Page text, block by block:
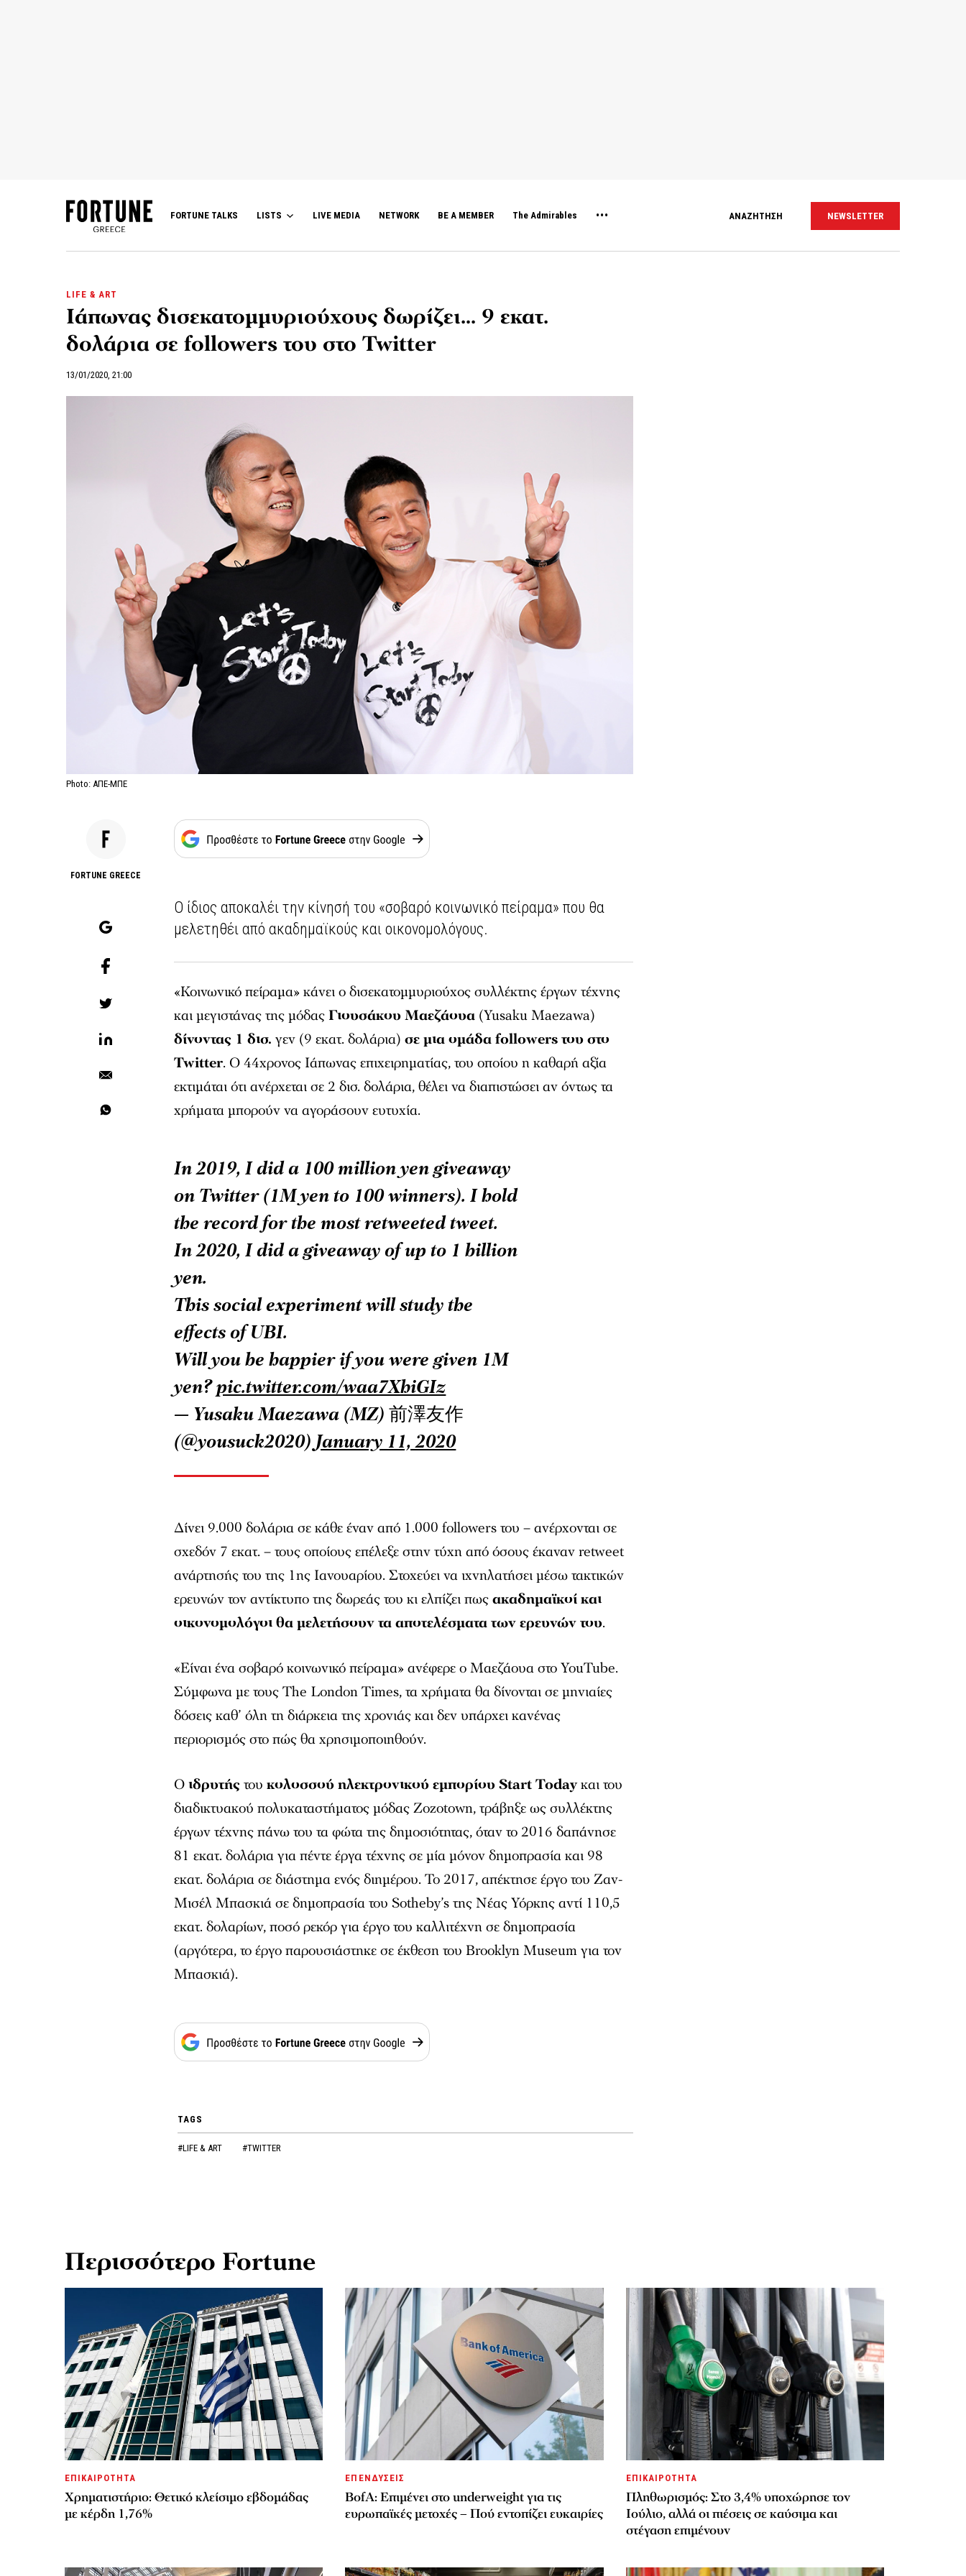
FORTUNE TALKS LISTS LIVE MEDIA NETWORK BE A MEMBER The Admirables ΑΝΑΖΗΤΗΣΗ NEWSLETTER
LIFE & ART
Ιάπωνας δισεκατομμυριούχους δωρίζει… 9 εκατ.
δολάρια σε followers του στο Twitter
13/01/2020, 21:00
Photo: ΑΠΕ-ΜΠΕ
FORTUNE GREECE
Ο ίδιος αποκαλέι την κίνησή του «σοβαρό κοινωνικό πείραμα» που θα
μελετηθέι από ακαδημαϊκούς και οικονομολόγους.
«Κοινωνικό πείραμα» κάνει ο δισεκατομμυριούχος συλλέκτης έργων τέχνης
και μεγιστάνας της μόδαςΓιουσάκου Μαεζάουα (Yusaku Maezawa)
δίνοντας 1 δισ. γεν (9 εκατ. δολάρια)σε μια ομάδα followers του στο
Twitter. O 44χρονος Ιάπωνας επιχειρηματίας, του οποίου η καθαρή αξία
εκτιμάται ότι ανέρχεται σε 2 δισ. δολάρια, θέλει να διαπιστώσει αν όντως τα
χρήματα μπορούν να αγοράσουν ευτυχία.
In 2019, I did a 100 million yen giveaway
on Twitter (1M yen to 100 winners). I hold
the record for the most retweeted tweet.
In 2020, I did a giveaway of up to 1 billion
yen.
This social experiment will study the
effects of UBI.
Will you be happier if you were given 1M
yen?pic.twitter.com/waa7XhiGIz
— Yusaku Maezawa (MZ) 前澤友作
(@yousuck2020) January 11, 2020
Δίνει 9.000 δολάρια σε κάθε έναν από 1.000 followers του – ανέρχονται σε
σχεδόν 7 εκατ. – τους οποίους επέλεξε στην τύχη από όσους έκαναν retweet
ανάρτησής του της 1ης Ιανουαρίου. Στοχεύει να ιχνηλατήσει μέσω τακτικών
ερευνών τον αντίκτυπο της δωρεάς του κι ελπίζει πωςακαδημαϊκοί και
οικονομολόγοι θα μελετήσουν τα αποτελέσματα των ερευνών του.
«Είναι ένα σοβαρό κοινωνικό πείραμα» ανέφερε ο Μαεζάουα στο YouTube.
Σύμφωνα με τουςThe London Times, τα χρήματα θα δίνονται σε μηνιαίες
δόσεις καθ’ όλη τη διάρκεια της χρονιάς και δεν υπάρχει κανένας
περιορισμός στο πώς θα χρησιμοποιηθούν.
Οιδρυτής τουκολοσσού ηλεκτρονικού εμπορίου Start Todayκαι του
διαδικτυακού πολυκαταστήματος μόδας Zozotown, τράβηξε ως συλλέκτης
έργων τέχνης πάνω του τα φώτα της δημοσιότητας, όταν το 2016 δαπάνησε
81 εκατ. δολάρια για πέντε έργα τέχνης σε μία μόνον δημοπρασία και 98
εκατ. δολάρια σε διάστημα ενός διημέρου. Το 2017, απέκτησε έργο του Ζαν-
Μισέλ Μπασκιά σε δημοπρασία του Sotheby’s της Νέας Υόρκης αντί 110,5
εκατ. δολαρίων, ποσό ρεκόρ για έργο του καλλιτέχνη σε δημοπρασία
(αργότερα, το έργο παρουσιάστηκε σε έκθεση του Brooklyn Museum για τον
Μπασκιά).
TAGS
#LIFE & ART #TWITTER
Περισσότερο Fortune
ΕΠΙΚΑΙΡΟΤΗΤΑ
Χρηματιστήριο: Θετικό κλείσιμο εβδομάδας
με κέρδη 1,76%
ΕΠΕΝΔΥΣΕΙΣ
BofA: Επιμένει στο underweight για τις
ευρωπαϊκές μετοχές – Πού εντοπίζει ευκαιρίες
ΕΠΙΚΑΙΡΟΤΗΤΑ
Πληθωρισμός: Στο 3,4% υποχώρησε τον
Ιούλιο, αλλά οι πιέσεις σε καύσιμα και
στέγαση επιμένουν